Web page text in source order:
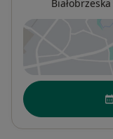
Dostępność